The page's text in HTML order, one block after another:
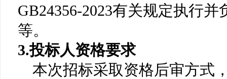
GB24356-2023有关规定执行并
等。
3.投标人资格要求
本次招标采取资格后审方式